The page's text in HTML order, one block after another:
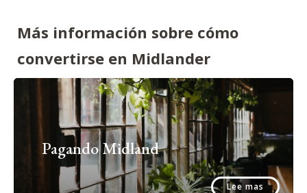
Más información sobre cómo
convertirse en Midlander
Pagando Midland
Lee mas